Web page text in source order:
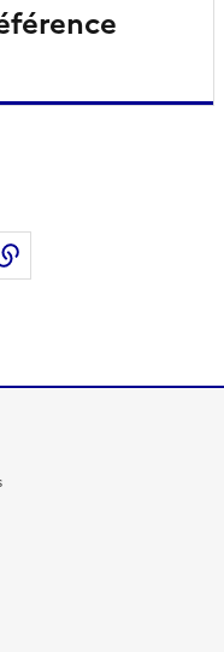
LinkedInpar email